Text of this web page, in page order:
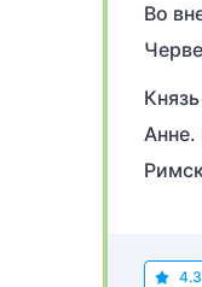
Во
Анне.
4.3